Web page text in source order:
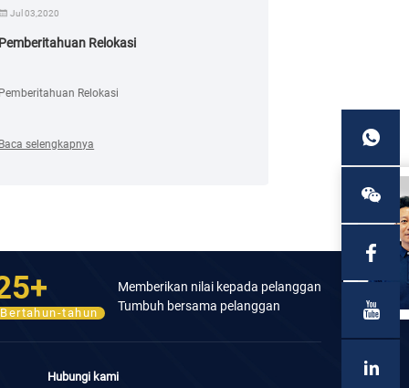
Jul 03,2020
Relokasi
Relokasi
selengkapnya
berpartisipasi
Baca
Bertahun-tahun
Memberikan nilai kepada pelanggan
Tumbuh bersama pelanggan
Hubungi kami